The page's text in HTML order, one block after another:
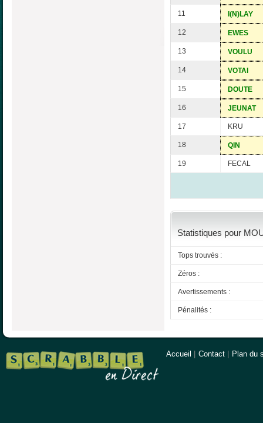
11 I(N)LAY
12 EWES
13 VOULU
14 VOTAI
15 DOUTE
16 JEUNAT
17 KRU
18 QIN
19 FECAL
Statistiques pour
Tops trouvés :
Zéros :
Avertissements :
Pénalités :
Accueil Contact Plan du